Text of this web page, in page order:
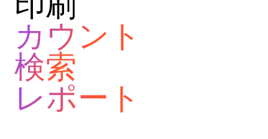
カウント
検索
レポート